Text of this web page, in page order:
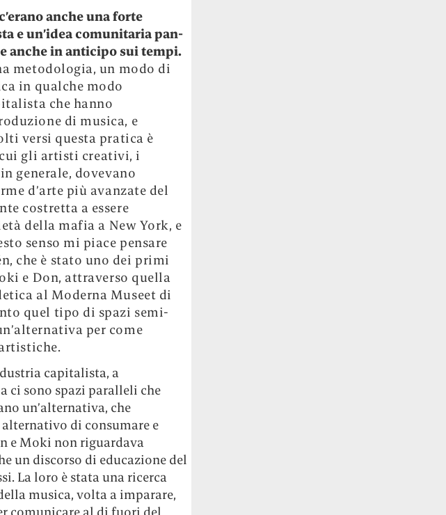
anche una forte
e un’idea comunitaria pan-
anche in anticipo sui tempi.
metodologia, un modo di
in qualche modo
che hanno
di musica, e
versi questa pratica è
gli artisti creativi, i
generale, dovevano
d’arte più avanzate del
costretta a essere
della mafia a New York, e
senso mi piace pensare
che è stato uno dei primi
e Don, attraverso quella
al Moderna Museet di
quel tipo di spazi semi-
per come
capitalista, a
ci sono spazi paralleli che
un’alternativa, che
di consumare e
e Moki non riguardava
un discorso di educazione del
La loro è stata una ricerca
musica, volta a imparare,